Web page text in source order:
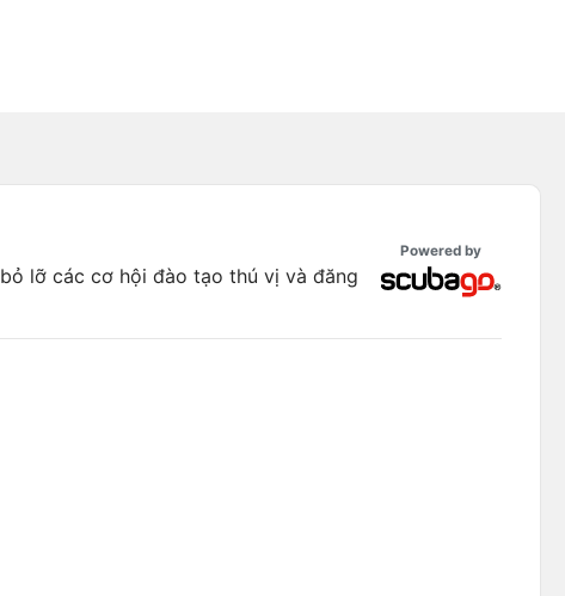
lỡ các cơ hội đào tạo thú vị và đăng
Powered by